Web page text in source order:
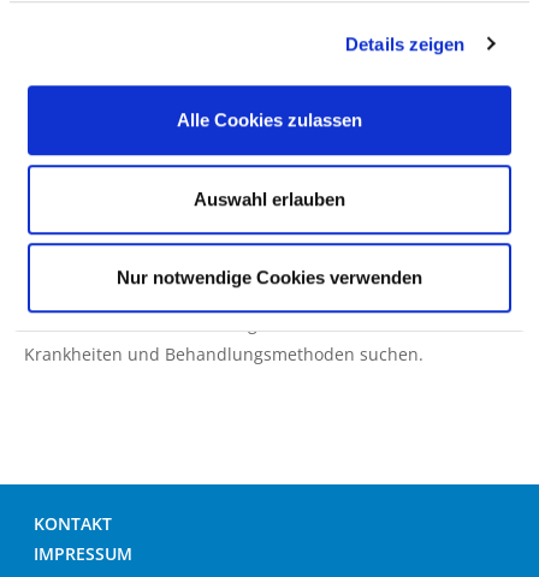
Details zeigen
Alle Cookies zulassen
Auswahl erlauben
Nur notwendige Cookies verwenden
Hinweis: Wenn die Suche nach einer Krankheit oder
Behandlungsmethode nicht zu einem Treffer führt, kann
das auch daran liegen, dass das gesuchte Wort nicht in der
auf medizinischer Fachsprache (ICD/OPS). Versuchen Sie es
dann mit einem Suchwort-Synonym.
Tipp: Bei den einzelnen Fachabteilungen dieses
Krankheiten und Behandlungsmethoden suchen.
KONTAKT
IMPRESSUM